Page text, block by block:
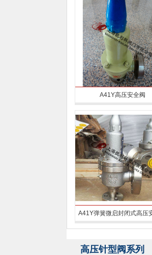
A41Y高压安全阀
A41Y弹簧微启封闭式高压
高压针型阀系列